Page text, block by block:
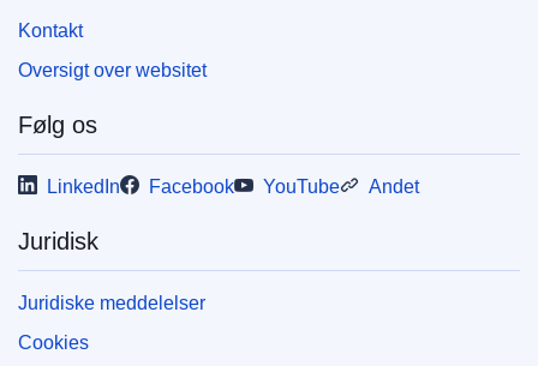
Kontakt
Oversigt over websitet
Følg os
LinkedIn Facebook YouTube Andet
Juridisk
Juridiske meddelelser
Cookies